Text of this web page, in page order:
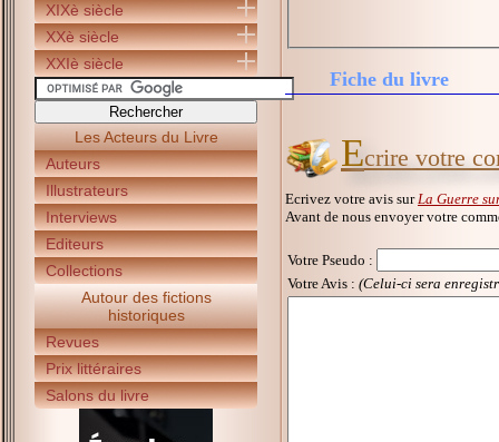
XIXè siècle
XXè siècle
XXIè siècle
Les Acteurs du Livre
Auteurs
Illustrateurs
Interviews
Editeurs
Collections
Autour des fictions
historiques
Revues
Prix littéraires
Salons du livre
Fiche du livre
Ecrire votre
Ecrivez votre avis sur La Guerre
Avant de nous envoyer votre
Votre Pseudo :
Votre Avis : (Celui-ci sera